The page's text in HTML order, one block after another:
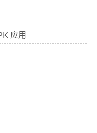
应用